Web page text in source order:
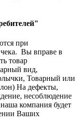
при
чека. Вы вправе в
товар
вид,
Товарный или
На дефекты,
несоблюдение
компания будет
Ваших